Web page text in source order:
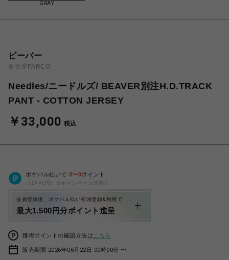
GRAY
ビーバー
名古屋PARCO
Needles/ニードルズ/ BEAVER別注H.D.TRACK
PANT - COTTON JERSEY
￥33,000 税込
ポケパル払いで 0〜0ポイント
（1P=1円）※キャンペーン分除く
会員登録後、ポケパル払い初回登録&利用で
最大1,500円分ポイント進呈
獲得ポイントの確認方法は こちら
販売期間 2026年06月22日 00時00分 〜